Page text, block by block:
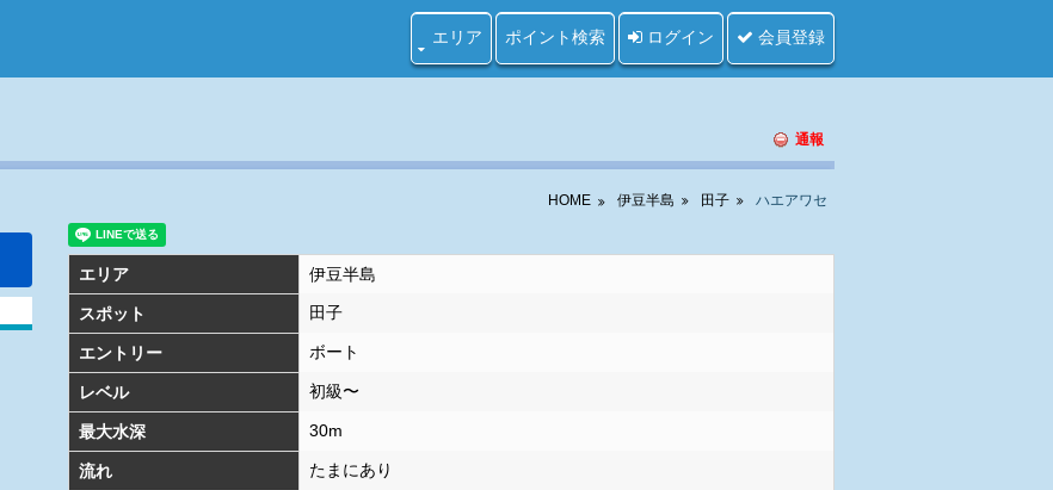
ング ハエアワセ ダイビングのポイント情報
エリア ポイント検索 ログイン 会員登録
通報
HOME 伊豆半島 田子 ハエアワセ
エリア 伊豆半島
スポット 田子
エントリー ボート
レベル 初級〜
最大水深 30m
流れ たまにあり